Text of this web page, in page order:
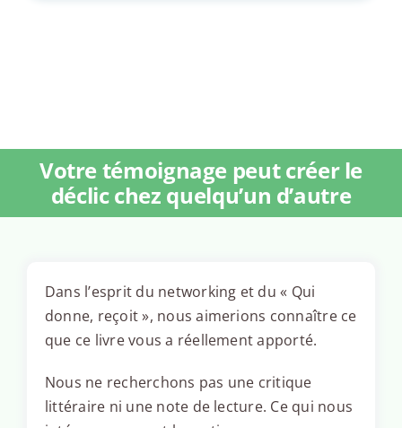
Votre témoignage peut créer le
déclic chez quelqu’un d’autre
Dans l’esprit du networking et du « Qui
donne, reçoit », nous aimerions connaître ce
que ce livre vous a réellement apporté.
Nous ne recherchons pas une critique
littéraire ni une note de lecture. Ce qui nous